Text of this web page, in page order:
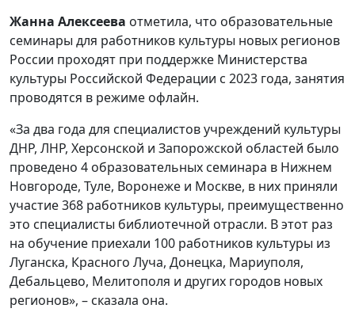
Жанна Алексеева отметила, что образовательные
семинары для работников культуры новых регионов
России проходят при поддержке Министерства
культуры Российской Федерации с 2023 года, занятия
проводятся в режиме офлайн.
«За два года для специалистов учреждений культуры
ДНР, ЛНР, Херсонской и Запорожской областей было
проведено 4 образовательных семинара в Нижнем
Новгороде, Туле, Воронеже и Москве, в них приняли
участие 368 работников культуры, преимущественно
это специалисты библиотечной отрасли. В этот раз
на обучение приехали 100 работников культуры из
Луганска, Красного Луча, Донецка, Мариуполя,
Дебальцево, Мелитополя и других городов новых
регионов», – сказала она.